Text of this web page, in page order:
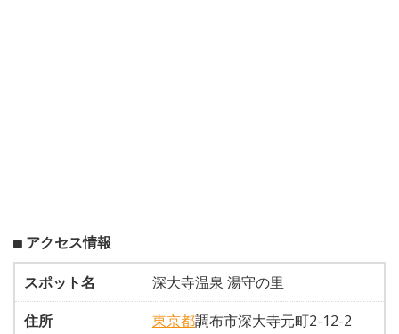
アクセス情報
スポット名
深大寺温泉 湯守の里
住所
東京都調布市深大寺元町2-12-2